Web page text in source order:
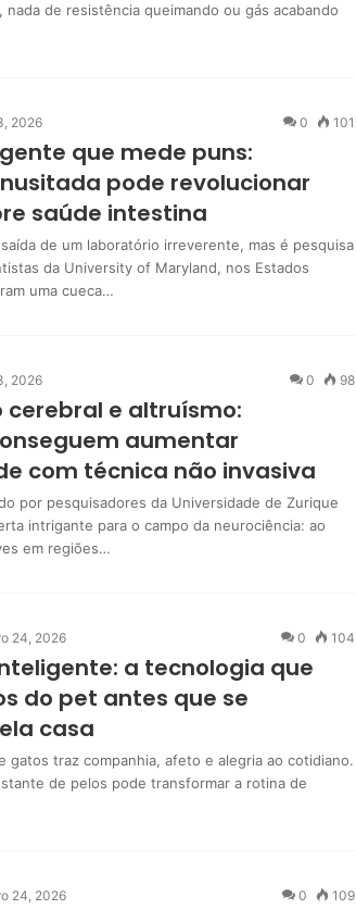
de resistência queimando ou gás acabando
2026 0 101
que mede puns:
pode revolucionar
saúde intestina
de um laboratório irreverente, mas é pesquisa
da University of Maryland, nos Estados
uma cueca…
2026 0 98
cerebral e altruísmo:
aumentar
com técnica não invasiva
por pesquisadores da Universidade de Zurique
intrigante para o campo da neurociência: ao
em regiões…
24, 2026 0 104
a tecnologia que
do pet antes que se
casa
gatos traz companhia, afeto e alegria ao cotidiano.
de pelos pode transformar a rotina de
24, 2026 0 109